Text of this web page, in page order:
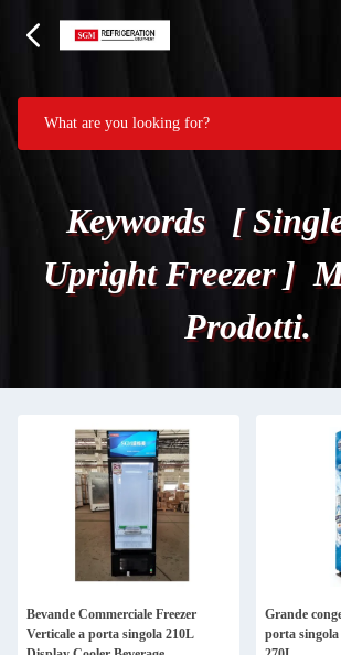
Keywords [
Upright Freezer ]
Prodotti.
Bevande Commerciale Freezer
Verticale a porta singola 210L
Grande
porta singola